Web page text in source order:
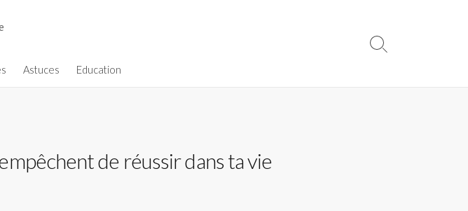
Astuces Education
Search
de réussir dans ta vie